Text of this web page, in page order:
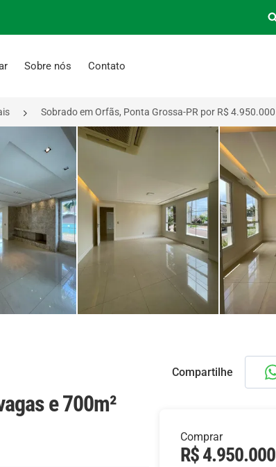
Sobre nós Contato
Sobrado em Orfãs, Ponta Grossa-PR por R$ 4.950.000
e 700m²
Compartilhe
Comprar
R$ 4.950.000